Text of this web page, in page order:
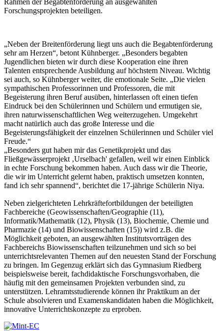
Forschungsprojekten beteiligen.
„Neben der Breitenförderung liegt uns auch die Begabtenförderung
sehr am Herzen“, betont Kühnberger. „Besonders begabten
Jugendlichen bieten wir durch diese Kooperation eine ihren
Talenten entsprechende Ausbildung auf höchstem Niveau. Wichtig
sei auch, so Kühnberger weiter, die emotionale Seite. „Die vielen
sympathischen Professorinnen und Professoren, die mit
Begeisterung ihren Beruf ausüben, hinterlassen oft einen tiefen
Eindruck bei den Schülerinnen und Schülern und ermutigen sie,
ihren naturwissenschaftlichen Weg weiterzugehen. Umgekehrt
macht natürlich auch das große Interesse und die
Begeisterungsfähigkeit der einzelnen Schülerinnen und Schüler viel
Freude.“
„Besonders gut haben mir das Genetikprojekt und das
Fließgewässerprojekt ‚Urselbach' gefallen, weil wir einen Einblick
in echte Forschung bekommen haben. Auch dass wir die Theorie,
die wir im Unterricht gelernt haben, praktisch umsetzen konnten,
fand ich sehr spannend“, berichtet die 17-jährige Schülerin Niya.
Neben zielgerichteten Lehrkräftefortbildungen der beteiligten
Fachbereiche (Geowissenschaften/Geographie (11),
Informatik/Mathematik (12), Physik (13), Biochemie, Chemie und
Pharmazie (14) und Biowissenschaften (15)) wird z.B. die
Möglichkeit geboten, an ausgewählten Institutsvorträgen des
Fachbereichs Biowissenschaften teilzunehmen und sich so bei
unterrichtsrelevanten Themen auf den neuesten Stand der Forschung
zu bringen. Im Gegenzug erklärt sich das Gymnasium Riedberg
beispielsweise bereit, fachdidaktische Forschungsvorhaben, die
häufig mit den gemeinsamen Projekten verbunden sind, zu
unterstützen. Lehramtsstudierende können ihr Praktikum an der
Schule absolvieren und Examenskandidaten haben die Möglichkeit,
innovative Unterrichtskonzepte zu erproben.